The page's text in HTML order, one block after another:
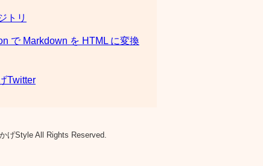
トリ
で Markdown を HTML に変換
Twitter
げStyle All Rights Reserved.